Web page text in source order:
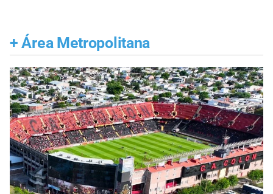
+ Área Metropolitana